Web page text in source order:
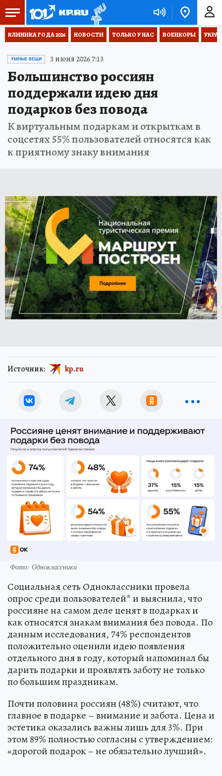
КЛИНИКА ГОДА 2026 НОВОСТИ ТОЛЬКО У НАС ВОЕНКОРЫ
УМНЫЕ ВЕЩИ 3 июня 2026 7:13
Большинство россиян
поддержали идею дня
подарков без повода
К виртуальным подаркам и открыткам в
соцсетях 55% пользователей относятся как
к приятному знаку внимания
Источник: kp.ru
Фото: Одноклассники
Социальная сеть Одноклассники провела
опрос среди пользователей* и выяснила, что
россияне на самом деле ценят в подарках и
как относятся знакам внимания без повода. По
данным исследования, 74% респондентов
положительно оценили идею появления
отдельного дня в году, который напоминал бы
дарить подарки и проявлять заботу не только
по большим праздникам.
Почти половина россиян (48%) считают, что
главное в подарке – внимание и забота. Цена и
эстетика оказались важны лишь для 3%. При
этом 89% полностью согласны с утверждением:
«дорогой подарок – не обязательно лучший».